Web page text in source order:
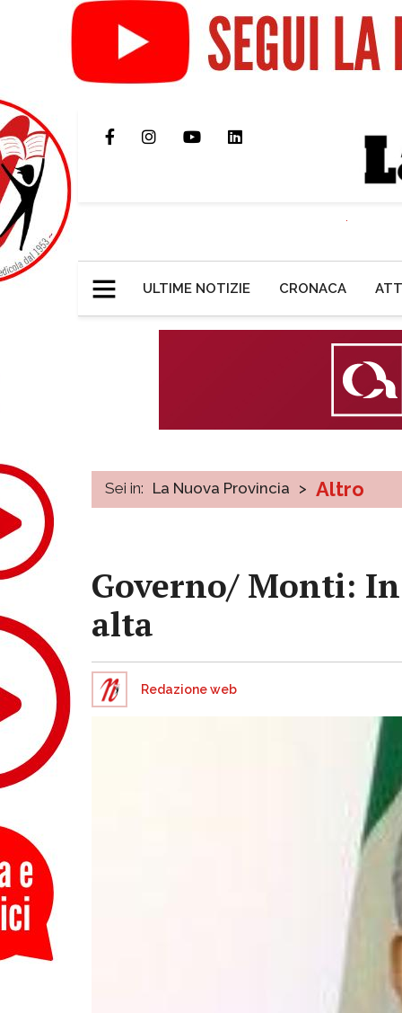
ULTIME NOTIZIE CRONACA
Sei in: La Nuova Provincia > Altro
Governo/ Monti:
alta
Redazione web